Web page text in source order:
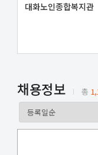
대화노인종합복지관
채용정보 총